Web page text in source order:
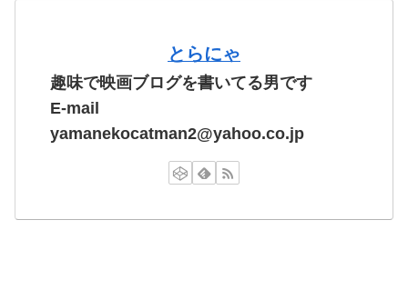
とらにゃ
趣味で映画ブログを書いてる男です
E-mail
yamanekocatman2@yahoo.co.jp